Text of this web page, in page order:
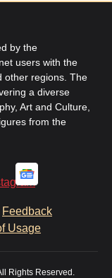
by the
users with the
other regions. The
a diverse
Art and Culture,
from the
Feedback
Usage
Rights Reserved.